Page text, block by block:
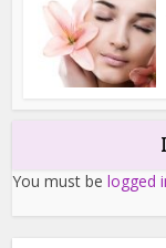
You must belogged